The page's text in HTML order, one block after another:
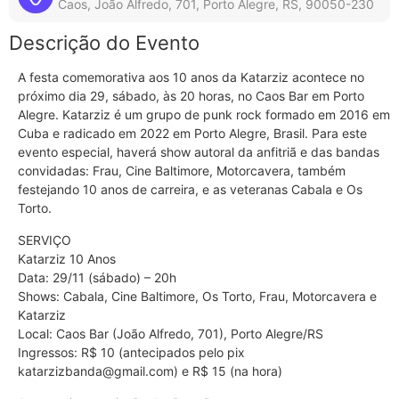
Caos, João Alfredo, 701, Porto Alegre, RS, 90050-230
Descrição do Evento
A festa comemorativa aos 10 anos da Katarziz acontece no
próximo dia 29, sábado, às 20 horas, no Caos Bar em Porto
Alegre. Katarziz é um grupo de punk rock formado em 2016 em
Cuba e radicado em 2022 em Porto Alegre, Brasil. Para este
evento especial, haverá show autoral da anfitriã e das bandas
convidadas: Frau, Cine Baltimore, Motorcavera, também
festejando 10 anos de carreira, e as veteranas Cabala e Os
Torto.
SERVIÇO
Katarziz 10 Anos
Data: 29/11 (sábado) – 20h
Shows: Cabala, Cine Baltimore, Os Torto, Frau, Motorcavera e
Katarziz
Local: Caos Bar (João Alfredo, 701), Porto Alegre/RS
Ingressos: R$ 10 (antecipados pelo pix
katarzizbanda@gmail.com) e R$ 15 (na hora)